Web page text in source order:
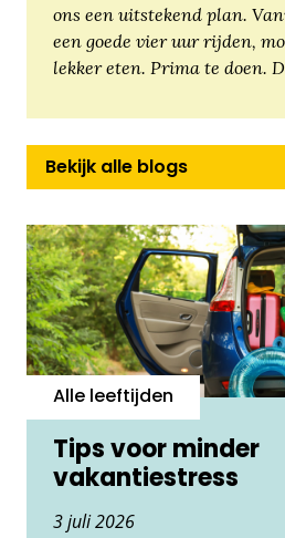
ons een uitstekend plan.
een goede vier uur rijden,
lekker eten. Prima te doen.
Bekijk alle blogs
Tips voor minder
vakantiestress
Alle leeftijden
3 juli 2026